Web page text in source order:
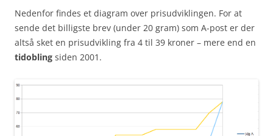
Nedenfor findes et diagram over prisudviklingen. For at
sende det billigste brev (under 20 gram) som A-post er der
altså sket en prisudvikling fra 4 til 39 kroner – mere end en
tidobling siden 2001.